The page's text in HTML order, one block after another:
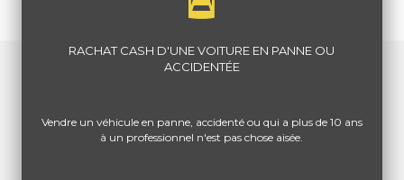
RACHAT CASH D'UNE VOITURE EN PANNE OU
ACCIDENTÉE
Vendre un véhicule en panne, accidenté ou qui a plus de 10 ans
à un professionnel n'est pas chose aisée.